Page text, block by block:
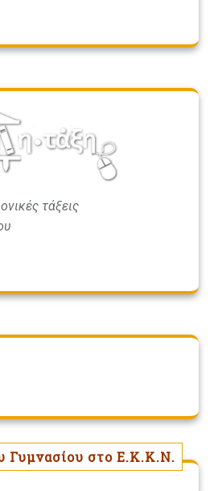
τάξεις
Γυμνασίου στο Ε.Κ.Κ.Ν.